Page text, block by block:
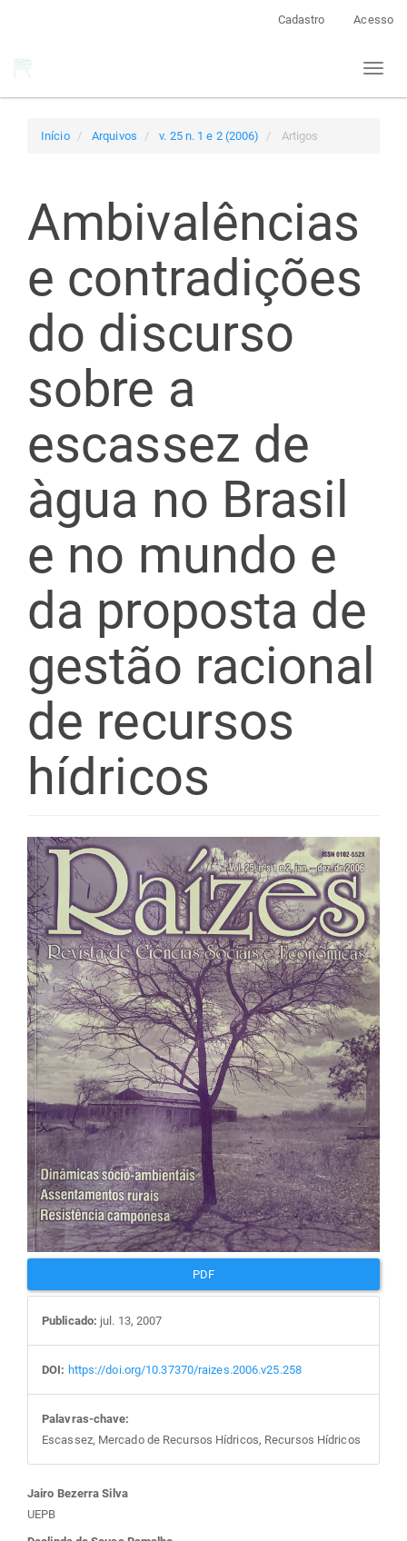
Cadastro Acesso
Toggle
Início Arquivos v. 25 n. 1 e 2 (2006) Artigos
Ambivalências
e contradições
do discurso
sobre a
escassez de
àgua no Brasil
e no mundo e
da proposta de
gestão racional
de recursos
hídricos
Barra
lateral
de
artigos
PDF
Publicado: jul. 13, 2007
DOI: https://doi.org/10.37370/raizes.2006.v25.258
Palavras-chave:
Escassez, Mercado de Recursos Hídricos, Recursos Hídricos
Conteúdo
Jairo Bezerra Silva
UEPB